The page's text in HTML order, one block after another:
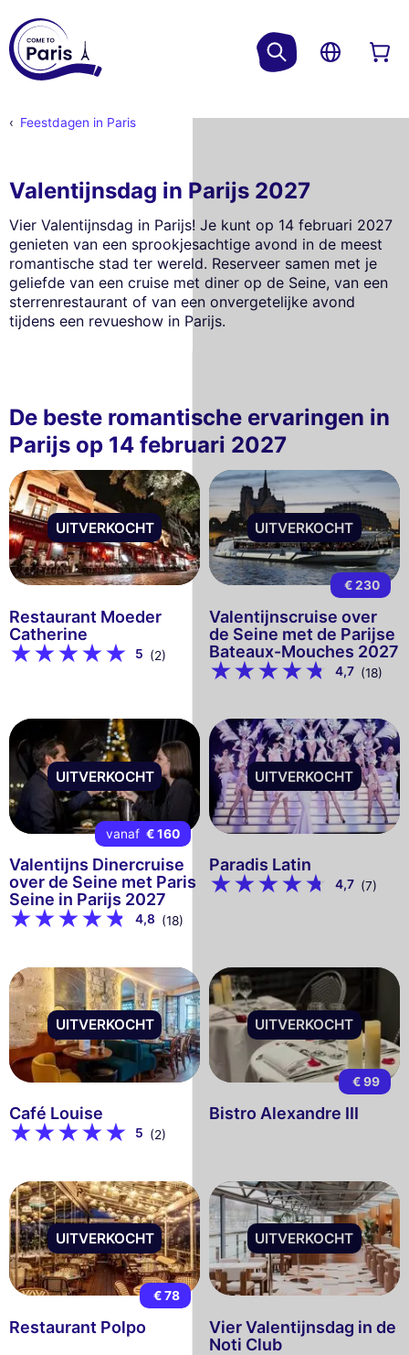
Feestdagen in Paris
Valentijnsdag in Parijs 2027
Vier Valentijnsdag in Parijs! Je kunt op 14 februari 2027
genieten van een sprookjesachtige avond in de meest
romantische stad ter wereld. Reserveer samen met je
geliefde van een cruise met diner op de Seine, van een
sterrenrestaurant of van een onvergetelijke avond
tijdens een revueshow in Parijs.
De beste romantische ervaringen in
Parijs op 14 februari 2027
UITVERKOCHT
Restaurant Moeder
Catherine
5 (2)
UITVERKOCHT
€ 230
Valentijnscruise over
de Seine met de Parijse
Bateaux-Mouches 2027
4,7 (18)
UITVERKOCHT
vanaf € 160
Valentijns Dinercruise
over de Seine met Paris
Seine in Parijs 2027
4,8 (18)
UITVERKOCHT
Paradis Latin
4,7 (7)
UITVERKOCHT
Café Louise
5 (2)
UITVERKOCHT
€ 99
Bistro Alexandre III
UITVERKOCHT
€ 78
Restaurant Polpo
UITVERKOCHT
Vier Valentijnsdag in de
Noti Club